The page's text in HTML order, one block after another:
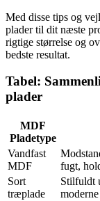
Med disse tips og
plader til dit næste
rigtige størrelse og
bedste resultat.
Tabel:
plader
MDF
Pladetype
Vandfast
MDF
fugt,
Sort
træplade
Stilfuldt